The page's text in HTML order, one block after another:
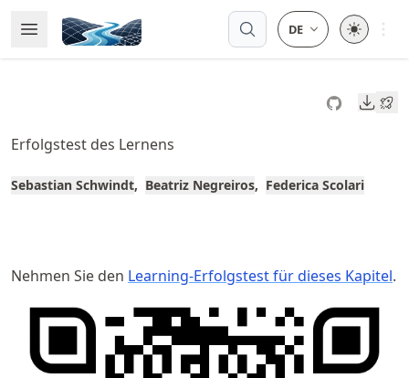
to
article
to
article
content
Open Menu
Made with MyST
Open
Erfolgstest des Lernens
Sebastian Schwindt Beatriz Negreiros Federica Scolari
Nehmen Sie den Learning-Erfolgstest für dieses Kapitel.